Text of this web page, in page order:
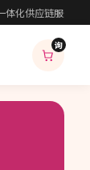
应链服务
询